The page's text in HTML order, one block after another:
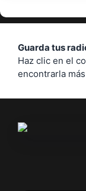
Guarda tus
Haz clic en el
encontrarla